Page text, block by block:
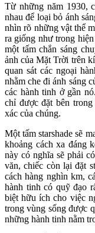
Từ những năm 1930,
nhau để loại bỏ ánh
nhìn rõ những vật thể
ra giống như trong
một tấm chắn sáng
ảnh của Mặt Trời trên
quan sát các ngoại
nhằm che đi ánh sáng
các hành tinh ở gần
chỉ được đặt bên
xác của chúng.
Một tấm starshade sẽ
khoảng cách xa đáng
này có nghĩa sẽ phải
văn, chiếc còn lại đặt
cách hàng nghìn km,
hành tinh có quỹ đạo
biệt hữu ích cho việc
trong vùng sống được
những hành tinh nằm